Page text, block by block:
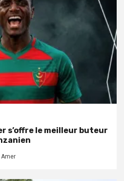
s’offre le meilleur buteur
Amer